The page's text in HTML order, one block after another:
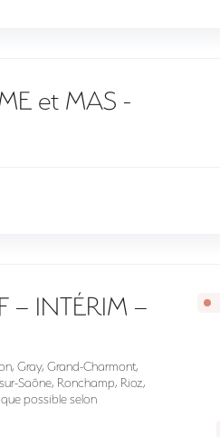
et MAS -
– INTÉRIM –
Gray, Grand-Charmont,
Saône, Ronchamp, Rioz,
possible selon